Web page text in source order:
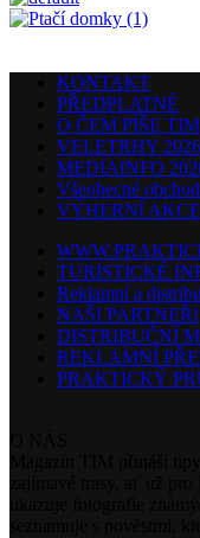
KONTAKT
PŘEDPLATNÉ
O ČEM PÍŠE TIM
VELETRHY 2026
MEDIAINFO
Všeobecné
VÝHERNÍ
TURISTICKÉ
Reklamní a
NAŠI PARTNEŘI
DISTRIBUČNÍ
REKLAMNÍ
PRAKTICKÝ